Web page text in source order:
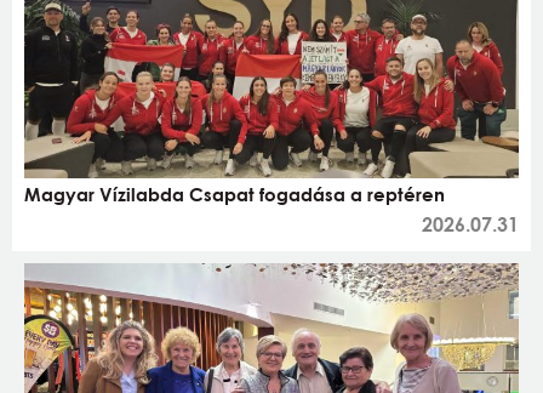
Magyar Vízilabda Csapat fogadása a reptéren
2026.07.31